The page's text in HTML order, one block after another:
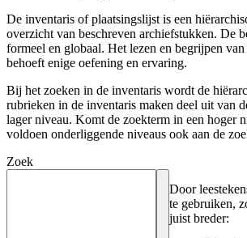
De inventaris of plaatsingslijst is een
overzicht van beschreven archiefstukken. De
formeel en globaal. Het lezen en begrijpen
behoeft enige oefening en ervaring.
Bij het zoeken in de inventaris wordt de
rubrieken in de inventaris maken deel uit van
lager niveau. Komt de zoekterm in een hoger
voldoen onderliggende niveaus ook aan de
Zoek
Door
te gebruiken,
juist breder: